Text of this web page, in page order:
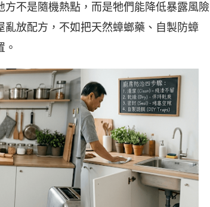
不是隨機熱點，而是牠們能降低暴露風險
放配方，不如把天然蟑螂藥、自製防蟑